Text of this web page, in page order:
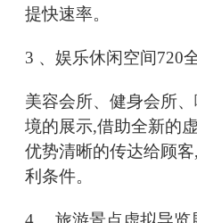
提快速率。
3 、娱乐休闲空间720
美容会所、健身会所
境的展示,借助全新的
优势清晰的传达给顾
利条件。